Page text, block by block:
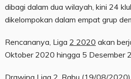
dibagi dalam dua wilayah, kini 24
dikelompokan dalam empat grup
Rencananya, Liga 2 2020 akan
Oktober 2020 hingga 5 Desember